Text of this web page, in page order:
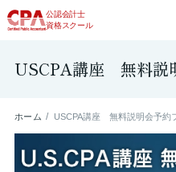
公認会計士
資格スクール
USCPA講座 無料説
ホーム USCPA講座 無料説明会予約